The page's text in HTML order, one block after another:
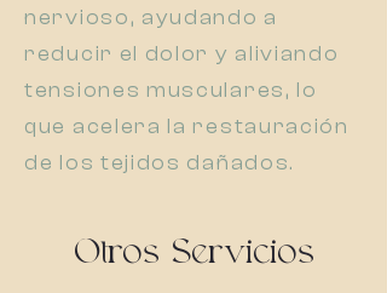
nervioso, ayudando a
reducir el dolor y aliviando
tensiones musculares, lo
que acelera la restauración
de los tejidos dañados.
Otros Servicios